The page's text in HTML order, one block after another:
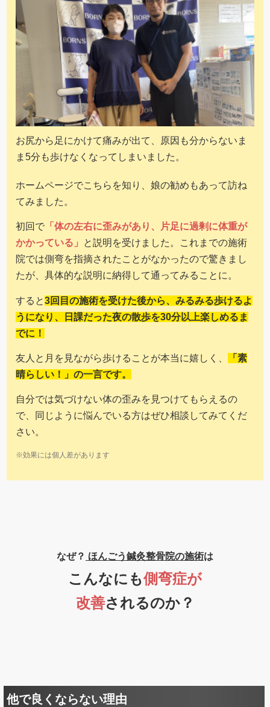
お尻から足にかけて痛みが出て、原因も分からないま
ま5分も歩けなくなってしまいました。
ホームページでこちらを知り、娘の勧めもあって訪ね
てみました。
初回で 「体の左右に歪みがあり、片足に過剰に体重が
かかっている」
と説明を受けました。これまでの施術
院では側弯を指摘されたことがなかったので驚きまし
たが、具体的な説明に納得して通ってみることに。
すると3回目の施術を受けた後から、みるみる歩けるよ
うになり、日課だった夜の散歩を30分以上楽しめるま
でに！
友人と月を見ながら歩けることが本当に嬉しく、
「素
晴らしい！」の一言です。
自分では気づけない体の歪みを見つけてもらえるの
で、同じように悩んでいる方はぜひ相談してみてくだ
さい。
※効果には個人差があります
なぜ？ ほんごう鍼灸整骨院の施術は
こんなにも側弯症が
改善されるのか？
他で良くならない理由